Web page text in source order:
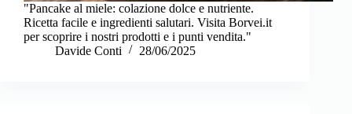
"Pancake al miele: colazione dolce e nutriente.
Ricetta facile e ingredienti salutari. Visita Borvei.it
per scoprire i nostri prodotti e i punti vendita."
Davide Conti
28/06/2025